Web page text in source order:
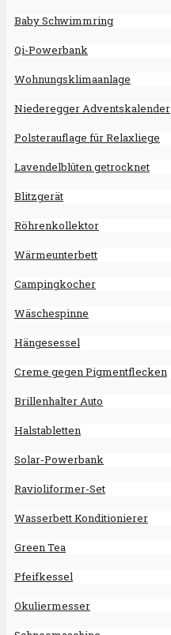
Baby Schwimmring
Qi-Powerbank
Wohnungsklimaanlage
Niederegger Adventskalender
Polsterauflage für Relaxliege
Lavendelblüten getrocknet
Blitzgerät
Röhrenkollektor
Wärmeunterbett
Campingkocher
Wäschespinne
Hängesessel
Creme gegen Pigmentflecken
Brillenhalter Auto
Halstabletten
Solar-Powerbank
Ravioliformer-Set
Wasserbett Konditionierer
Green Tea
Pfeifkessel
Okuliermesser